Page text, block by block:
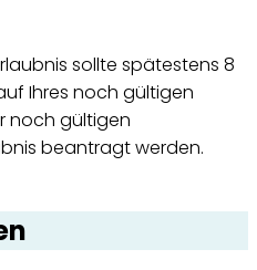
sollte spätestens 8
Ihres noch gültigen
noch gültigen
beantragt werden.